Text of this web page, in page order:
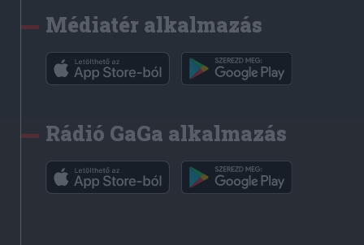
Médiatér alkalmazás
Rádió GaGa alkalmazás